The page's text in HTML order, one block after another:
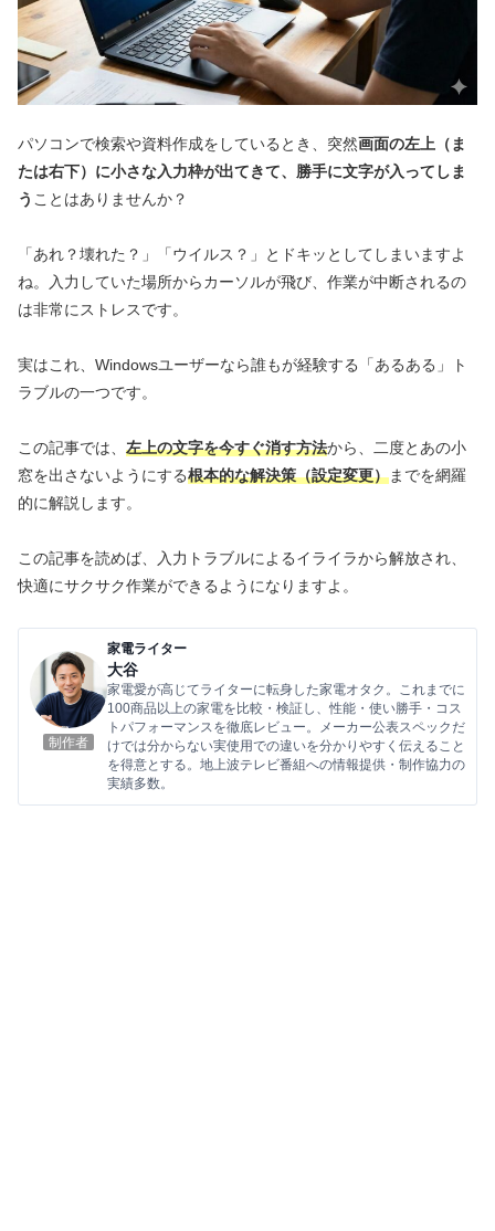
パソコンで検索や資料作成をしているとき、突然画面の左上（ま
たは右下）に小さな入力枠が出てきて、勝手に文字が入ってしま
う ことはありませんか？
「あれ？壊れた？」「ウイルス？」とドキッとしてしまいますよ
ね。入力していた場所からカーソルが飛び、作業が中断されるの
は非常にストレスです。
実はこれ、Windowsユーザーなら誰もが経験する「あるある」ト
ラブルの一つです。
この記事では、 左上の文字を今すぐ消す方法から、二度とあの小
窓を出さないようにする根本的な解決策（設定変更）までを網羅
的に解説します。
この記事を読めば、入力トラブルによるイライラから解放され、
快適にサクサク作業ができるようになりますよ。
制作者
家電ライター
大谷
家電愛が高じてライターに転身した家電オタク。これまでに
100商品以上の家電を比較・検証し、性能・使い勝手・コス
トパフォーマンスを徹底レビュー。メーカー公表スペックだ
けでは分からない実使用での違いを分かりやすく伝えること
を得意とする。地上波テレビ番組への情報提供・制作協力の
実績多数。